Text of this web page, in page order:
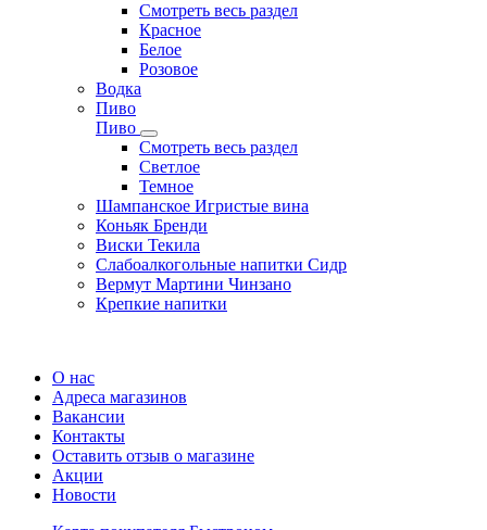
Смотреть весь раздел
Красное
Белое
Розовое
Водка
Пиво
Пиво
Смотреть весь раздел
Cветлое
Темное
Шампанское Игристые вина
Коньяк Бренди
Виски Текила
Слабоалкогольные напитки Сидр
Вермут Мартини Чинзано
Крепкие напитки
О нас
Адреса магазинов
Вакансии
Контакты
Оставить отзыв о магазине
Акции
Новости